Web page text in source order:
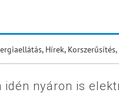
, Hírek,
idén nyáron is